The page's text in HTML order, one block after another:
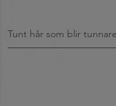
Alcohol Denat -
Ammonium